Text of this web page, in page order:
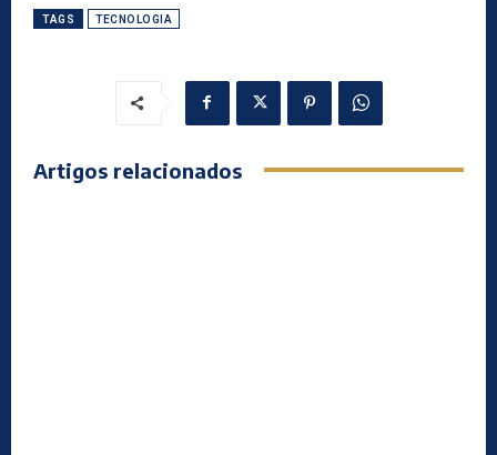
TAGS TECNOLOGIA
Artigos relacionados